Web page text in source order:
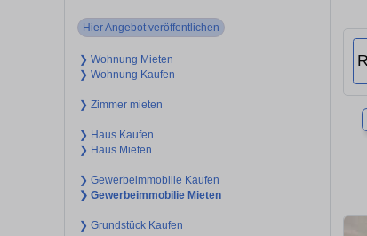
Hier Angebot veröffentlichen
❯ Wohnung Mieten
❯ Wohnung Kaufen
❯ Zimmer mieten
❯ Haus Kaufen
❯ Haus Mieten
❯ Gewerbeimmobilie Kaufen
❯ Gewerbeimmobilie Mieten
❯ Grundstück Kaufen